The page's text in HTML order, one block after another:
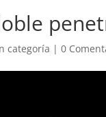
categoría | 0